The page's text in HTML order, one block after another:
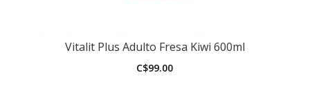
Vitalit Plus Adulto Fresa Kiwi 600ml
C$99.00